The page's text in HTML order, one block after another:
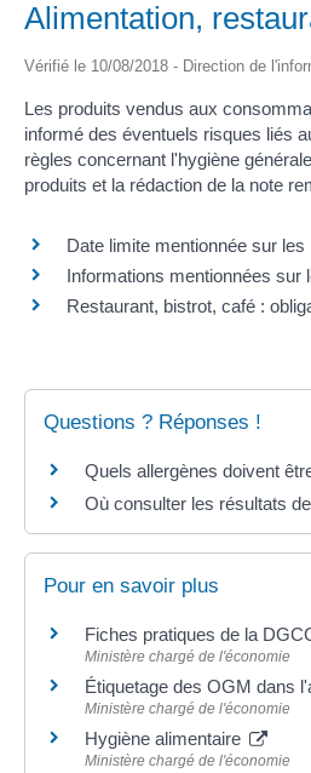
Alimentation,
Vérifié le 10/08/2018 - Direction de
Les produits vendus aux
informé des éventuels risques liés
règles concernant l'hygiène
produits et la rédaction de la note
Date limite mentionnée sur
Informations mentionnées sur
Restaurant, bistrot, café :
Questions ? Réponses !
Quels allergènes doivent
Où consulter les résultats
Pour en savoir plus
Fiches pratiques de la
Ministère chargé de l'économie
Étiquetage des OGM dans
Ministère chargé de l'économie
Hygiène alimentaire
Ministère chargé de l'économie